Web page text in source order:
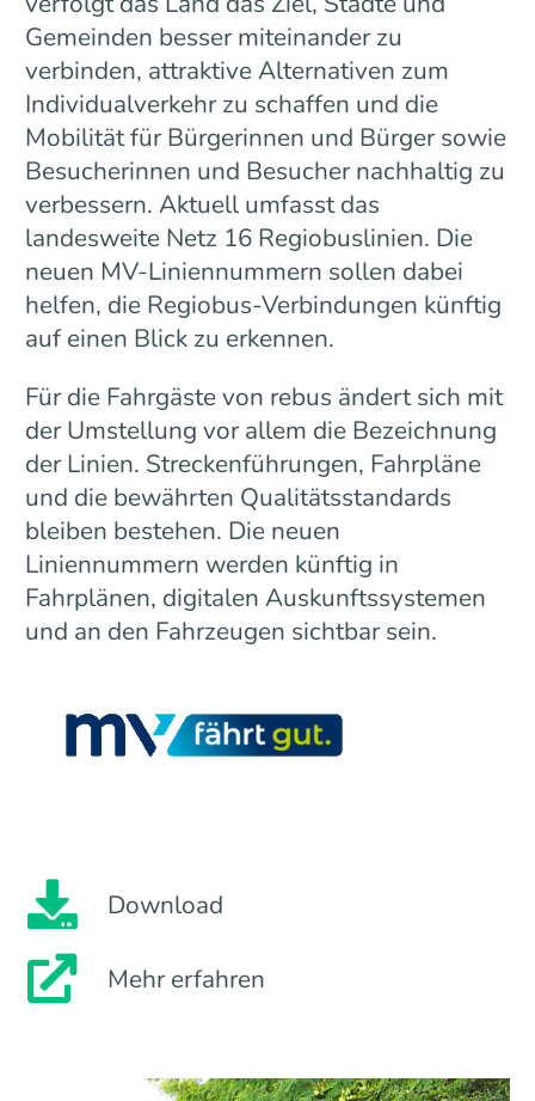
Gemeinden besser miteinander zu
verbinden, attraktive Alternativen zum
Individualverkehr zu schaffen und die
Mobilität für Bürgerinnen und Bürger sowie
Besucherinnen und Besucher nachhaltig zu
verbessern. Aktuell umfasst das
landesweite Netz 16 Regiobuslinien. Die
neuen MV-Liniennummern sollen dabei
helfen, die Regiobus-Verbindungen künftig
auf einen Blick zu erkennen.
Für die Fahrgäste von rebus ändert sich mit
der Umstellung vor allem die Bezeichnung
der Linien. Streckenführungen, Fahrpläne
und die bewährten Qualitätsstandards
bleiben bestehen. Die neuen
Liniennummern werden künftig in
Fahrplänen, digitalen Auskunftssystemen
und an den Fahrzeugen sichtbar sein.
Download
Mehr erfahren